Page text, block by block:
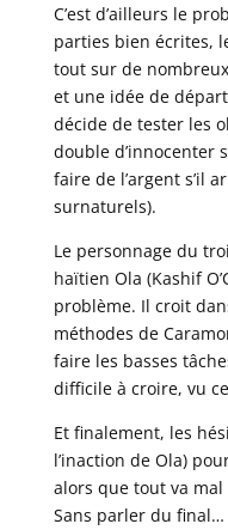
C’est d’ailleurs le
parties bien écrites,
tout sur de
et une idée de
décide de tester les
double d’innocenter
faire de l’argent s’il
surnaturels).
Le personnage du
haïtien Ola (Kashif
problème. Il croit
méthodes de
faire les basses
difficile à croire, vu
Et finalement, les
l’inaction de Ola)
alors que tout va
Sans parler du final…